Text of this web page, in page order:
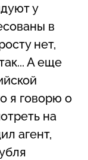
у
в
нет,
А еще
я говорю о
на
агент,